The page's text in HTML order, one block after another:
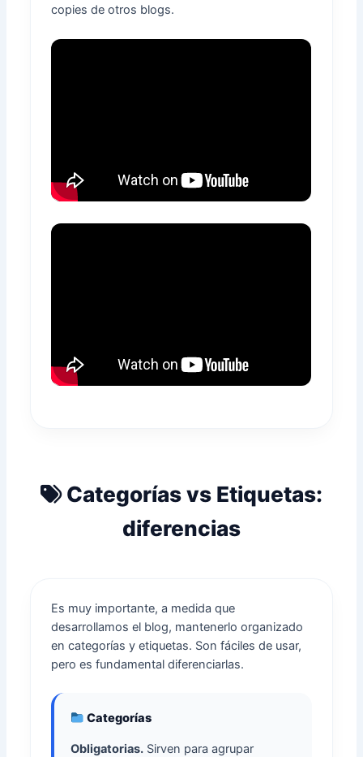
copies de otros blogs.
Categorías vs Etiquetas:
diferencias
Es muy importante, a medida que
desarrollamos el blog, mantenerlo organizado
en categorías y etiquetas. Son fáciles de usar,
pero es fundamental diferenciarlas.
Categorías
Obligatorias. Sirven para agrupar